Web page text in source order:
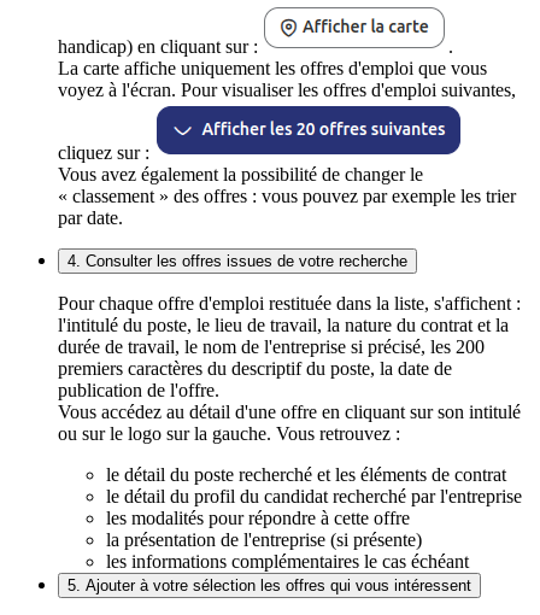
handicap) en cliquant sur :
.
La carte affiche uniquement les offres d'emploi que vous
voyez à l'écran. Pour visualiser les offres d'emploi suivantes,
cliquez sur :
Vous avez également la possibilité de changer le
« classement » des offres : vous pouvez par exemple les trier
par date.
4. Consulter les offres issues de votre recherche
Pour chaque offre d'emploi restituée dans la liste, s'affichent :
l'intitulé du poste, le lieu de travail, la nature du contrat et la
durée de travail, le nom de l'entreprise si précisé, les 200
premiers caractères du descriptif du poste, la date de
publication de l'offre.
Vous accédez au détail d'une offre en cliquant sur son intitulé
ou sur le logo sur la gauche. Vous retrouvez :
le détail du poste recherché et les éléments de contrat
le détail du profil du candidat recherché par l'entreprise
les modalités pour répondre à cette offre
la présentation de l'entreprise (si présente)
les informations complémentaires le cas échéant
5. Ajouter à votre sélection les offres qui vous intéressent